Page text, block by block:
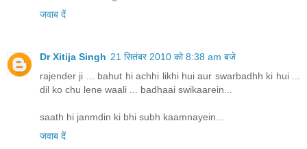
जवाब दें
Dr Xitija Singh 21 सितंबर 2010 को 8:38 am बजे
rajender ji ... bahut hi achhi likhi hui aur swarbadhh ki hui ...
dil ko chu lene waali ... badhaai swikaarein...
saath hi janmdin ki bhi subh kaamnayein...
जवाब दें